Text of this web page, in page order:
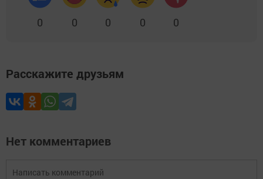
0 0 0 0 0
Расскажите друзьям
Нет комментариев